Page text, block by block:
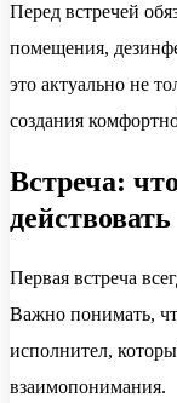
Перед встречей
помещения,
это актуально не
создания
Встреча:
действовать
Первая встреча
Важно понимать,
исполнител,
взаимопонимания.